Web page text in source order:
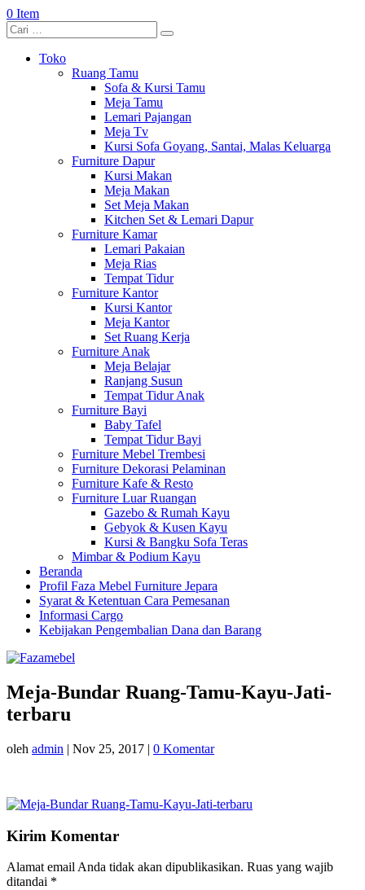
0 Item
Toko
Ruang Tamu
Sofa & Kursi Tamu
Meja Tamu
Lemari Pajangan
Meja Tv
Kursi Sofa Goyang, Santai, Malas Keluarga
Furniture Dapur
Kursi Makan
Meja Makan
Set Meja Makan
Kitchen Set & Lemari Dapur
Furniture Kamar
Lemari Pakaian
Meja Rias
Tempat Tidur
Furniture Kantor
Kursi Kantor
Meja Kantor
Set Ruang Kerja
Furniture Anak
Meja Belajar
Ranjang Susun
Tempat Tidur Anak
Furniture Bayi
Baby Tafel
Tempat Tidur Bayi
Furniture Mebel Trembesi
Furniture Dekorasi Pelaminan
Furniture Kafe & Resto
Furniture Luar Ruangan
Gazebo & Rumah Kayu
Gebyok & Kusen Kayu
Kursi & Bangku Sofa Teras
Mimbar & Podium Kayu
Beranda
Profil Faza Mebel Furniture Jepara
Syarat & Ketentuan Cara Pemesanan
Informasi Cargo
Kebijakan Pengembalian Dana dan Barang
Meja-Bundar Ruang-Tamu-Kayu-Jati-
terbaru
oleh admin | Nov 25, 2017 | 0 Komentar
Kirim Komentar
Alamat email Anda tidak akan dipublikasikan. Ruas yang wajib
ditandai *